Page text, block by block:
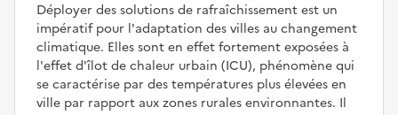
Déployer des solutions de rafraîchissement est un
impératif pour l'adaptation des villes au changement
climatique. Elles sont en effet fortement exposées à
l'effet d'îlot de chaleur urbain (ICU), phénomène qui
se caractérise par des températures plus élevées en
ville par rapport aux zones rurales environnantes. Il